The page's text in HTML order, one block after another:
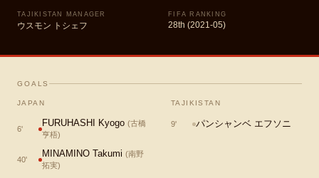
TAJIKISTAN MANAGER
ウスモン トシェフ
FIFA RANKING
28th (2021-05)
GOALS
JAPAN
6'
FURUHASHI Kyogo (古橋
亨梧)
40'
MINAMINO Takumi (南野
拓実)
TAJIKISTAN
9' パンシャンベ エフソニ